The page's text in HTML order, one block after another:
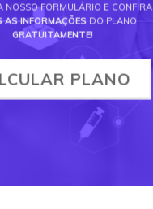
NOSSO FORMULÁRIO E CONFIRA
AS INFORMAÇÕES DO PLANO
GRATUITAMENTE!
PLANO